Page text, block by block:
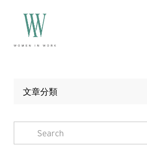
文章分類